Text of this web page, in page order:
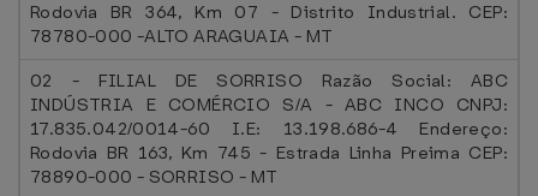
Rodovia BR 364, Km 07 - Distrito Industrial. CEP:
78780-000 -ALTO ARAGUAIA - MT
02 - FILIAL DE SORRISO Razão Social: ABC
INDÚSTRIA E COMÉRCIO S/A - ABC INCO CNPJ:
17.835.042/0014-60 I.E: 13.198.686-4 Endereço:
Rodovia BR 163, Km 745 - Estrada Linha Preima CEP:
78890-000 - SORRISO - MT